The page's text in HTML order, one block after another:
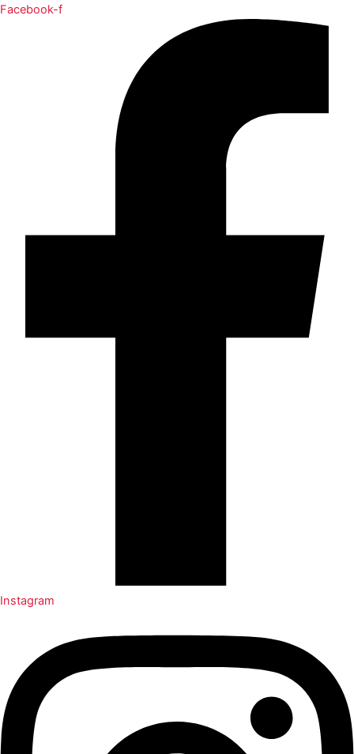
Facebook-f
Instagram